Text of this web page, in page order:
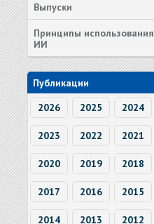
Выпуски
Принципы использования
ИИ
Публикации
2026
2025 2024
2023 2022 2021
2020 2019 2018
2017 2016 2015
2014 2013 2012